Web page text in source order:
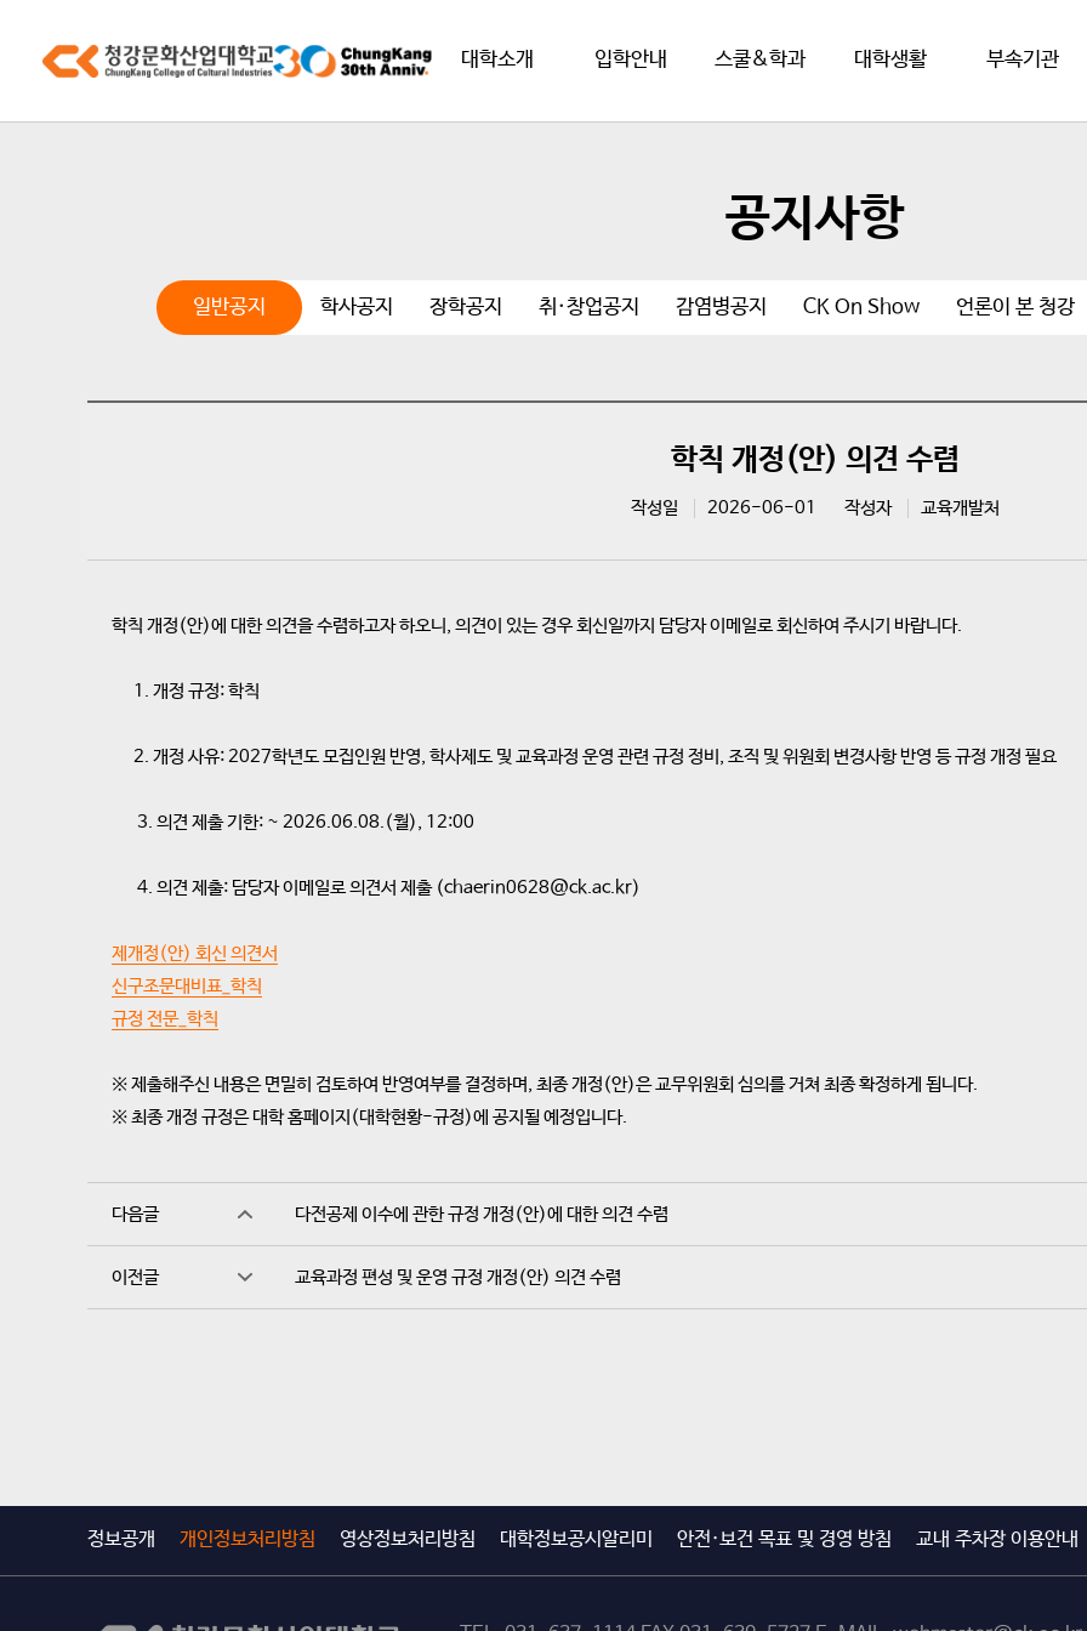
대학소개 입학안내 스쿨&학과 대학생활 부속기관
공지사항
일반공지 학사공지 장학공지 취·창업공지 감염병공지 CK On Show 언론이 본 청강
학칙 개정(안) 의견 수렴
작성일 2026-06-01 작성자 교육개발처
학칙 개정(안)에 대한 의견을 수렴하고자 하오니, 의견이 있는 경우 회신일까지 담당자 이메일로 회신하여 주시기 바랍니다.
1. 개정 규정: 학칙
2. 개정 사유: 2027학년도 모집인원 반영, 학사제도 및 교육과정 운영 관련 규정 정비, 조직 및 위원회 변경사항 반영 등 규정 개정 필요
3. 의견 제출 기한: ~ 2026.06.08.(월), 12:00
4. 의견 제출: 담당자 이메일로 의견서 제출 (chaerin0628@ck.ac.kr)
제개정(안) 회신 의견서
신구조문대비표_학칙
규정 전문_학칙
※ 제출해주신 내용은 면밀히 검토하여 반영여부를 결정하며, 최종 개정(안)은 교무위원회 심의를 거쳐 최종 확정하게 됩니다.
※ 최종 개정 규정은 대학 홈페이지(대학현황-규정)에 공지될 예정입니다.
다음글 다전공제 이수에 관한 규정 개정(안)에 대한 의견 수렴
이전글 교육과정 편성 및 운영 규정 개정(안) 의견 수렴
정보공개 개인정보처리방침 영상정보처리방침 대학정보공시알리미 안전·보건 목표 및 경영 방침 교내 주차장 이용안내